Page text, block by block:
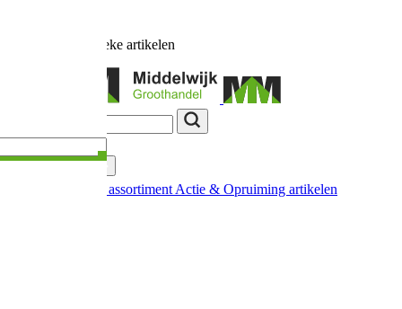
unieke artikelen
Nieuw in ons assortiment Actie & Opruiming artikelen